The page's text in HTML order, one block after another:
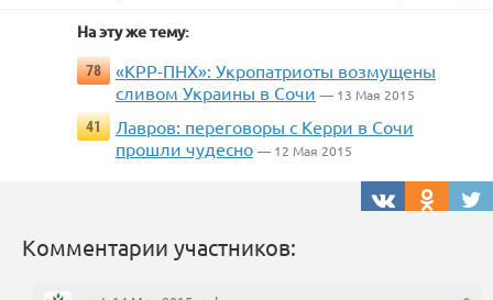
На эту же тему:
78
«КРР-ПНХ»: Укропатриоты возмущены
сливом Украины в Сочи — 13 Мая 2015
41
Лавров: переговоры с Керри в Сочи
прошли чудесно — 12 Мая 2015
Комментарии участников: